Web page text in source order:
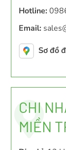
Hotline:
Email:
Sơ đồ
CHI
MIỀN